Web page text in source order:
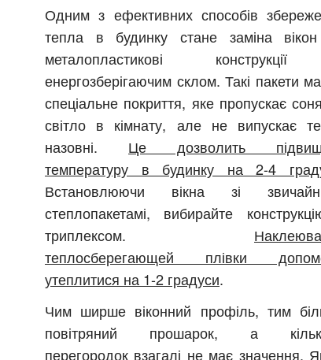
Одним з ефективних способів
тепла в будинку стане заміна
металопластикові
енергозберігаючим склом. Такі пакети
спеціальне покриття, яке пропускає
світло в кімнату, але не випускає
назовні. Це дозволить
температуру в будинку на 2-4
Встановлюючи вікна зі
степлопакетамі, вибирайте
триплексом.
теплосберегающей плівки
утеплитися на 1-2 градуси.
Чим ширше віконний профіль, тим
повітряний прошарок, а
перегородок взагалі не має значення.